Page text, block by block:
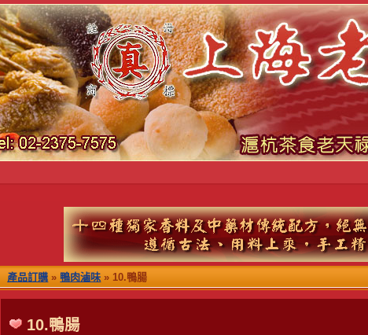
產品訂購 » 鴨肉滷味 » 10.鴨腸
10.鴨腸